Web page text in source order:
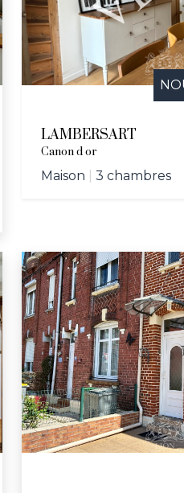
LAMBERSART
Canon d or
Maison 3 chambres